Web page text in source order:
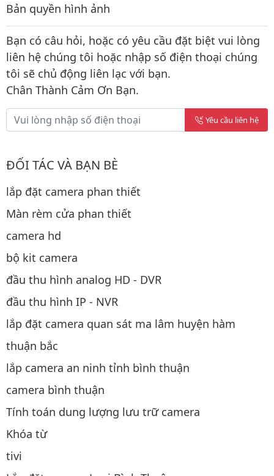
Bản quyền hình ảnh
Bạn có câu hỏi, hoặc có yêu cầu đặt biệt vui lòng
liên hệ chúng tôi hoặc nhập số điện thoại chúng
tôi sẽ chủ động liên lạc với bạn.
Chân Thành Cảm Ơn Bạn.
Yêu cầu liên hệ
ĐỐI TÁC VÀ BẠN BÈ
lắp đặt camera phan thiết
Màn rèm cửa phan thiết
camera hd
bộ kit camera
đầu thu hình analog HD - DVR
đầu thu hình IP - NVR
lắp đặt camera quan sát ma lâm huyện hàm
thuận bắc
lắp camera an ninh tỉnh bình thuận
camera bình thuận
Tính toán dung lượng lưu trữ camera
Khóa từ
tivi